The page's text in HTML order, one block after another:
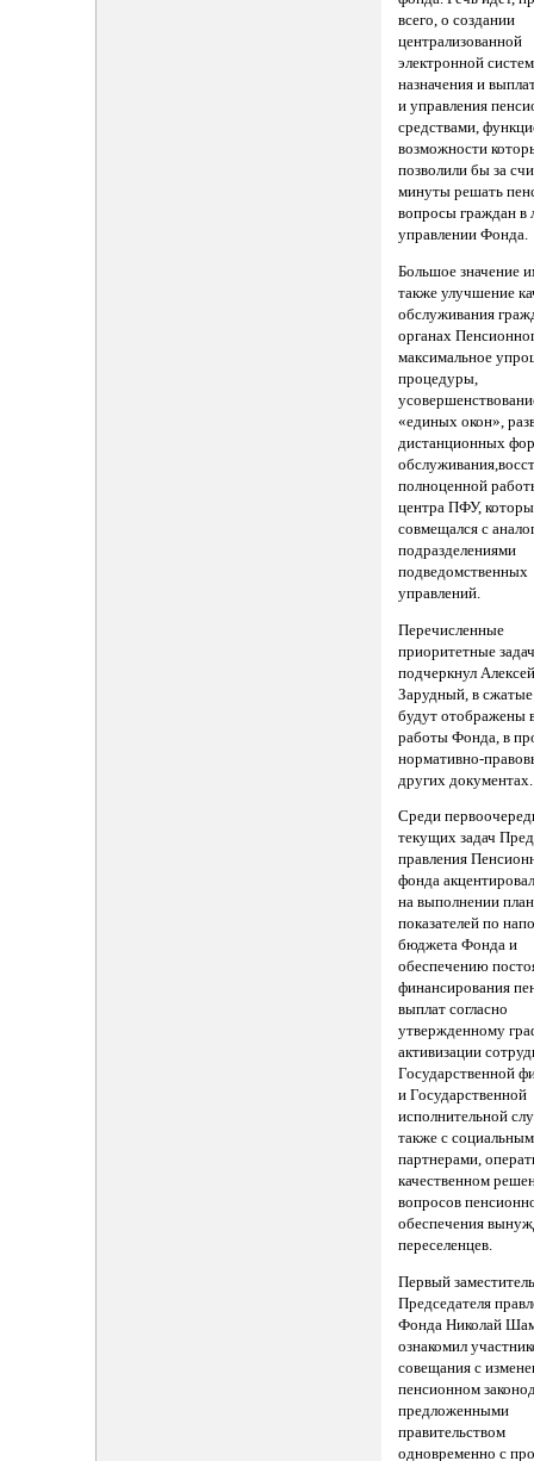
всего, о создании
централизованной
электронной
назначения и
и управления
средствами,
возможности
позволили бы за
минуты решать
вопросы граждан в
управлении Фонда.
Большое значение
также улучшение
обслуживания
органах
максимальное
процедуры,
«единых окон»,
дистанционных
полноценной
центра ПФУ,
совмещался с
подразделениями
подведомственных
управлений.
Перечисленные
приоритетные
подчеркнул
Зарудный, в
будут отображены
работы Фонда, в
нормативно-
других документах.
Среди
текущих задач
правления
фонда
на выполнении
показателей по
бюджета Фонда и
обеспечению
финансирования
выплат согласно
утвержденному
активизации
Государственной
и Государственной
исполнительной
также с
партнерами,
качественном
вопросов
обеспечения
переселенцев.
Первый
Председателя
Фонда Николай
ознакомил
совещания с
пенсионном
предложенными
правительством
одновременно с